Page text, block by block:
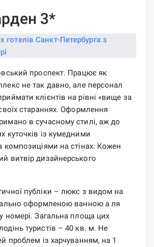
3*
проспект. Працює як
не так давно, але персонал
клієнтів на рівні «вище за
стараннях. Оформлення
в сучасному стилі, аж до
куточків із кумедними
композиціями на стінах. Кожен
витвір дизайнерського
публіки – люкс з видом на
оформленою ванною а ля
номері. Загальна площа цих
туристів – 40 кв. м. Не
проблем із харчуванням, на 1